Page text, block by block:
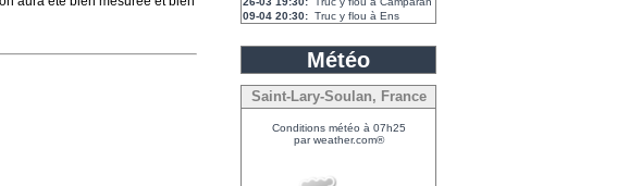
09-04 20:30: Truc y flou à Ens
Météo
Saint-Lary-Soulan, France
Conditions météo à 07h25
par weather.com®